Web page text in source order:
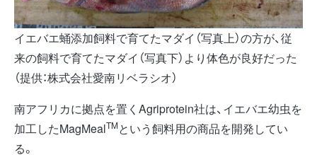
イエバエ蛹添加飼料で育てたマダイ（写真上）の方が、従
来の飼料で育てたマダイ（写真下）より体色が良好だった
（提供：株式会社愛南リベラシオ）
南アフリカに拠点を置くAgriprotein社は、イエバエ幼虫を
加工したMagMealTMという飼料用の商品を開発してい
る。